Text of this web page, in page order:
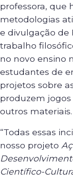
professora, que
metodologias
e divulgação de
trabalho
no novo ensino
estudantes de
projetos sobre
produzem jogos
outros materiais.
“Todas essas
nosso projeto
Científico-